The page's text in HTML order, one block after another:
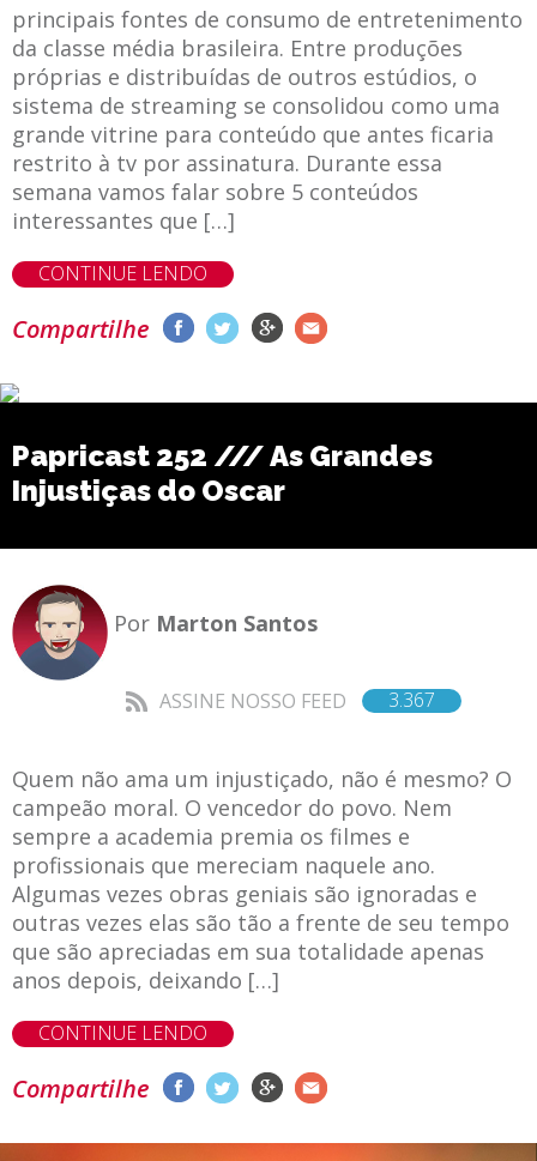
principais fontes de consumo de entretenimento
da classe média brasileira. Entre produções
próprias e distribuídas de outros estúdios, o
sistema de streaming se consolidou como uma
grande vitrine para conteúdo que antes ficaria
restrito à tv por assinatura. Durante essa
semana vamos falar sobre 5 conteúdos
interessantes que […]
CONTINUE LENDO
Compartilhe
Papricast 252 /// As Grandes
Injustiças do Oscar
Por Marton Santos
ASSINE NOSSO FEED 3.367
Quem não ama um injustiçado, não é mesmo? O
campeão moral. O vencedor do povo. Nem
sempre a academia premia os filmes e
profissionais que mereciam naquele ano.
Algumas vezes obras geniais são ignoradas e
outras vezes elas são tão a frente de seu tempo
que são apreciadas em sua totalidade apenas
anos depois, deixando […]
CONTINUE LENDO
Compartilhe